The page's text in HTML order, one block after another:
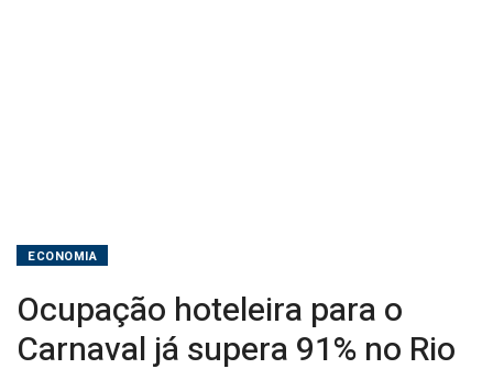
ECONOMIA
Ocupação hoteleira para o
Carnaval já supera 91% no Rio